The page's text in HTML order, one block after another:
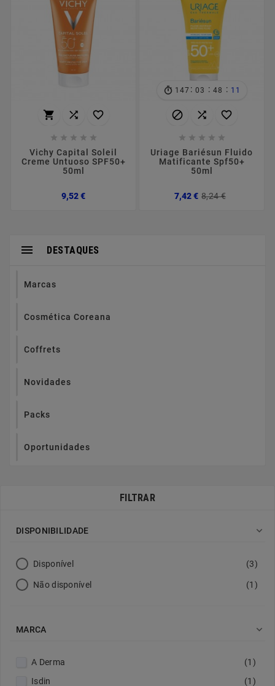
  
    
Vichy Capital Soleil
Creme Untuoso SPF50+
50ml
9,52 €Preço
147 : 03 : 48 : 11
  
    
Uriage Bariésun Fluido
Matificante Spf50+
50ml
7,42 € 8,24 €
DESTAQUES

Marcas
Cosmética Coreana
Coffrets
Novidades
Packs
Oportunidades
FILTRAR
DISPONIBILIDADE 
Disponível (3)
Não disponível (1)
MARCA 
A Derma
(1)
Isdin
(1)